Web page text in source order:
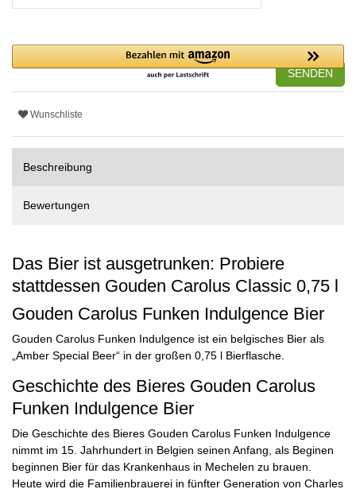
SENDEN
Wunschliste
Beschreibung
Bewertungen
Das Bier ist ausgetrunken: Probiere
stattdessen Gouden Carolus Classic 0,75 l
Gouden Carolus Funken Indulgence Bier
Gouden Carolus Funken Indulgence ist ein belgisches Bier als
„Amber Special Beer“ in der großen 0,75 l Bierflasche.
Geschichte des Bieres Gouden Carolus
Funken Indulgence Bier
Die Geschichte des Bieres Gouden Carolus Funken Indulgence
nimmt im 15. Jahrhundert in Belgien seinen Anfang, als Beginen
beginnen Bier für das Krankenhaus in Mechelen zu brauen.
Heute wird die Familienbrauerei in fünfter Generation von Charles